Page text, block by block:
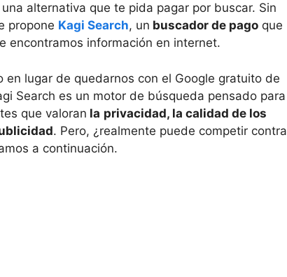
alternativa que te pida pagar por buscar. Sin
propone Kagi Search, un buscador de pago que
encontramos información en internet.
en lugar de quedarnos con el Google gratuito de
Search es un motor de búsqueda pensado para
que valoran la privacidad, la calidad de los
. Pero, ¿realmente puede competir contra
a continuación.